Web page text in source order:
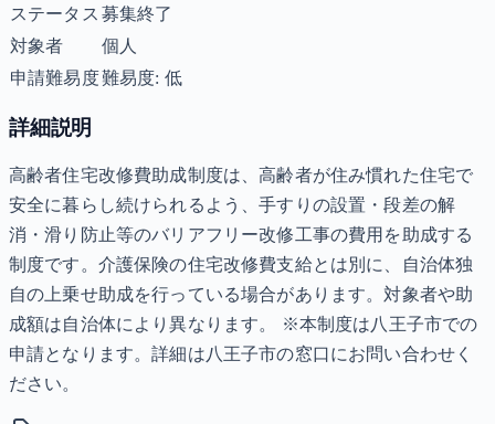
ステータス 募集終了
対象者
個人
申請難易度難易度: 低
詳細説明
高齢者住宅改修費助成制度は、高齢者が住み慣れた住宅で
安全に暮らし続けられるよう、手すりの設置・段差の解
消・滑り防止等のバリアフリー改修工事の費用を助成する
制度です。介護保険の住宅改修費支給とは別に、自治体独
自の上乗せ助成を行っている場合があります。対象者や助
成額は自治体により異なります。 ※本制度は八王子市での
申請となります。詳細は八王子市の窓口にお問い合わせく
ださい。